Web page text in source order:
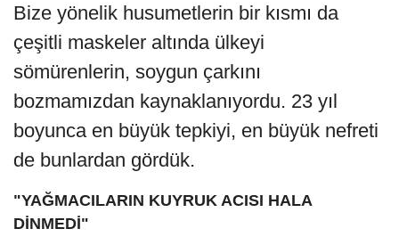
Bize yönelik husumetlerin bir kısmı da
çeşitli maskeler altında ülkeyi
sömürenlerin, soygun çarkını
bozmamızdan kaynaklanıyordu. 23 yıl
boyunca en büyük tepkiyi, en büyük nefreti
de bunlardan gördük.
"YAĞMACILARIN KUYRUK ACISI HALA
DİNMEDİ"